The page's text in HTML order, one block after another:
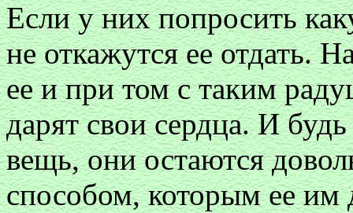
Если у них попросить
не откажутся ее отдать.
ее и при том с таким
дарят свои сердца. И
вещь, они остаются
способом, которым ее им